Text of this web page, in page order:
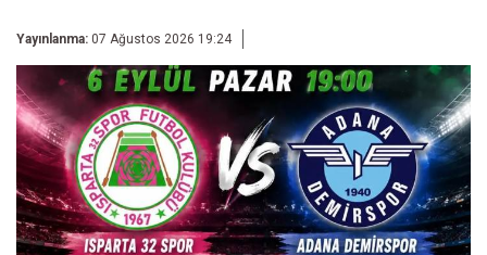
Yayınlanma: 07 Ağustos 2026 19:24